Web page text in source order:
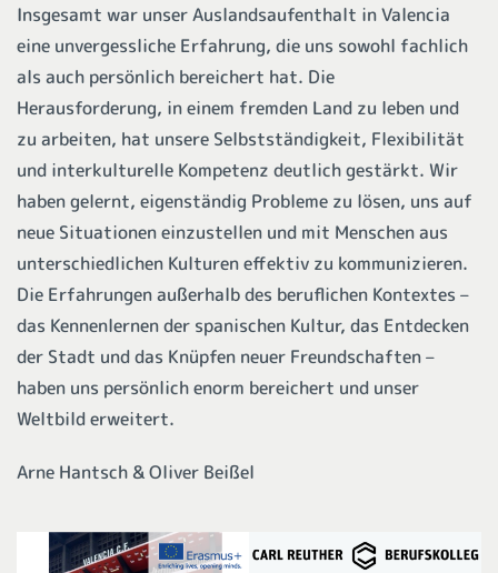
Insgesamt war unser Auslandsaufenthalt in Valencia
eine unvergessliche Erfahrung, die uns sowohl fachlich
als auch persönlich bereichert hat. Die
Herausforderung, in einem fremden Land zu leben und
zu arbeiten, hat unsere Selbstständigkeit, Flexibilität
und interkulturelle Kompetenz deutlich gestärkt. Wir
haben gelernt, eigenständig Probleme zu lösen, uns auf
neue Situationen einzustellen und mit Menschen aus
unterschiedlichen Kulturen effektiv zu kommunizieren.
Die Erfahrungen außerhalb des beruflichen Kontextes –
das Kennenlernen der spanischen Kultur, das Entdecken
der Stadt und das Knüpfen neuer Freundschaften –
haben uns persönlich enorm bereichert und unser
Weltbild erweitert.
Arne Hantsch & Oliver Beißel